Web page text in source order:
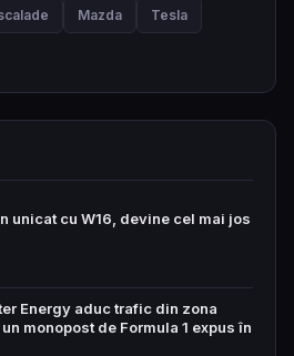
Mazda Tesla
unicat cu W16, devine cel mai jos
Energy aduc trafic din zona
monopost de Formula 1 expus în